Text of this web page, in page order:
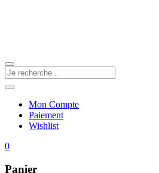
Mon Compte
Paiement
Wishlist
0
Panier